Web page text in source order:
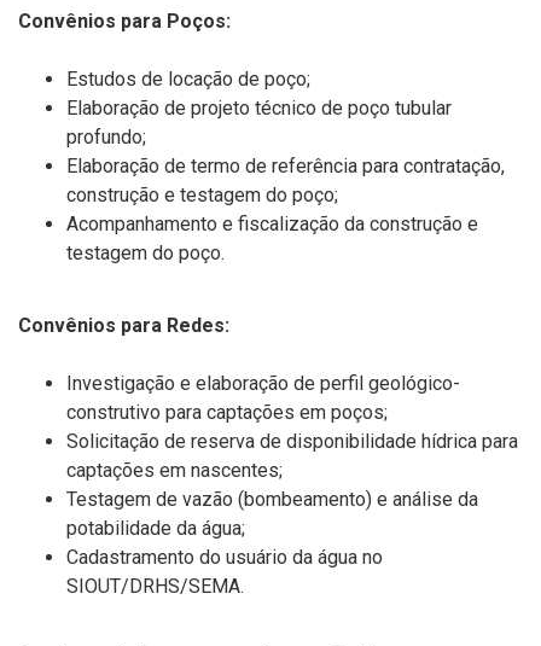
Convênios para Poços:
Estudos de locação de poço;
Elaboração de projeto técnico de poço tubular
profundo;
Elaboração de termo de referência para contratação,
construção e testagem do poço;
Acompanhamento e fiscalização da construção e
testagem do poço.
Convênios para Redes:
Investigação e elaboração de perfil geológico-
construtivo para captações em poços;
Solicitação de reserva de disponibilidade hídrica para
captações em nascentes;
Testagem de vazão (bombeamento) e análise da
potabilidade da água;
Cadastramento do usuário da água no
SIOUT/DRHS/SEMA.